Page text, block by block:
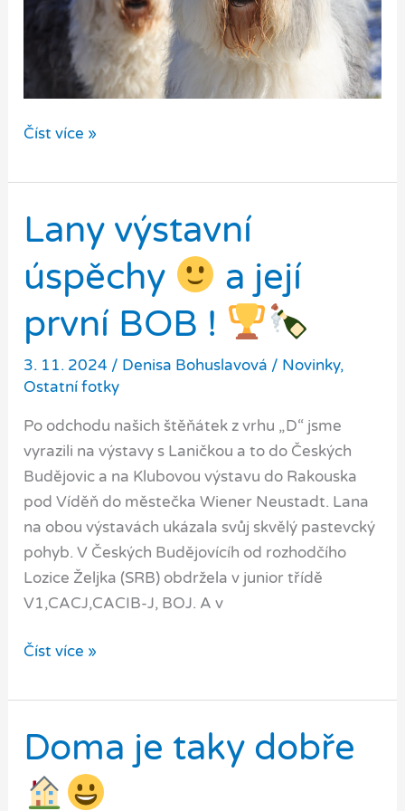
Holky
a
sníh
milují
Číst více »
Lany výstavní
úspěchy
a její
první BOB !
3. 11. 2024 / Denisa Bohuslavová / Novinky,
Ostatní fotky
Po odchodu našich štěňátek z vrhu „D“ jsme
vyrazili na výstavy s Laničkou a to do Českých
Budějovic a na Klubovou výstavu do Rakouska
pod Víděň do městečka Wiener Neustadt. Lana
na obou výstavách ukázala svůj skvělý pastevcký
pohyb. V Českých Budějovícíh od rozhodčího
Lozice Željka (SRB) obdržela v junior třídě
V1,CACJ,CACIB-J, BOJ. A v
Lany
úspěchy
a
její
první
Číst více »
Doma je taky dobře